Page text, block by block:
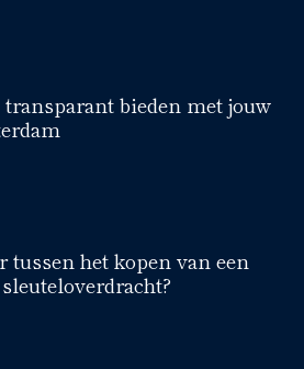
bieden met jouw
tussen het kopen van een